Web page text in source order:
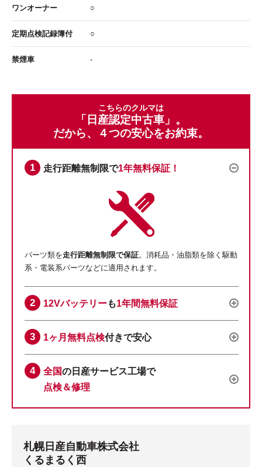
ワンオーナー ○
定期点検記録簿付 ○
禁煙車 -
こちらのクルマは
「日産認定中古車」。
だから、４つの安心をお約束。
走行距離無制限で1年無料保証！
パーツ類を走行距離無制限で保証。消耗品・油脂類を除く駆動
系・電装系パーツなどに適用されます。
12Vバッテリーも1年間無料保証
1ヶ月無料点検付きで安心
全国の日産サービス工場で
点検＆修理
札幌日産自動車株式会社
くるまるく西